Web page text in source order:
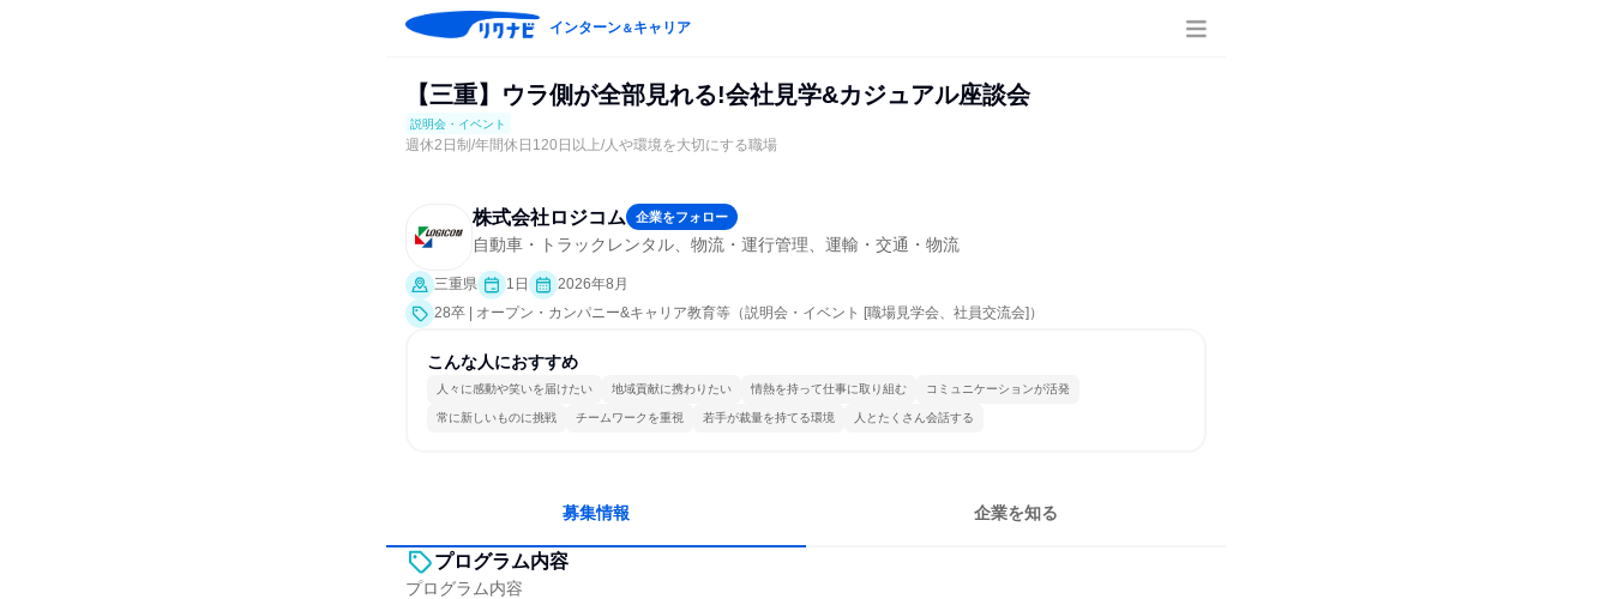
インターン＆キャリア
【三重】ウラ側が全部見れる!会社見学&カジュアル座談会
説明会・イベント
週休2日制/年間休日120日以上/人や環境を大切にする職場
株式会社ロジコム 企業をフォロー
自動車・トラックレンタル、物流・運行管理、運輸・交通・物流
三重県 1日
2026年8月
28卒 | オープン・カンパニー&キャリア教育等（説明会・イベント [職場見学会、社員交流会]）
こんな人におすすめ
人々に感動や笑いを届けたい 地域貢献に携わりたい 情熱を持って仕事に取り組む コミュニケーションが活発
常に新しいものに挑戦 チームワークを重視 若手が裁量を持てる環境 人とたくさん会話する
募集情報 企業を知る
プログラム内容
プログラム内容